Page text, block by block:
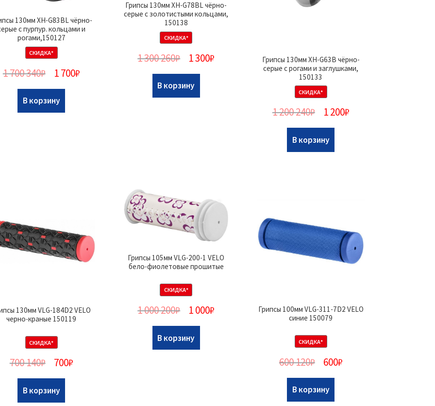
130мм XH-G83BL чёрно-
с пурпур. кольцами и
рогами,150127
СКИДКА*
1 700 340₽ 1 700₽
В корзину
Грипсы 130мм XH-G78BL чёрно-
серые с золотистыми кольцами,
150138
СКИДКА*
1 300 260₽ 1 300₽
В корзину
Грипсы 130мм XH-G63B чёрно-
серые с рогами и заглушками,
150133
СКИДКА*
1 200 240₽ 1 200₽
В корзину
130мм VLG-184D2 VELO
черно-краные 150119
СКИДКА*
700 140₽ 700₽
В корзину
Грипсы 105мм VLG-200-1 VELO
бело-фиолетовые прошитые
СКИДКА*
1 000 200₽ 1 000₽
В корзину
Грипсы 100мм VLG-311-7D2 VELO
синие 150079
СКИДКА*
600 120₽ 600₽
В корзину